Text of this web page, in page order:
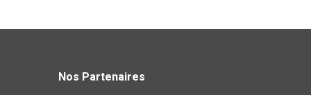
Nos Partenaires